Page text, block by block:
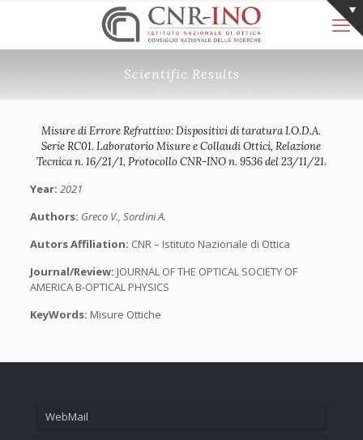
Scientific Results
Misure di Errore Refrattivo: Dispositivi di taratura I.O.D.A.
Serie RC01. Laboratorio Misure e Collaudi Ottici, Relazione
Tecnica n. 16/21/1, Protocollo CNR-INO n. 9536 del 23/11/21.
Year: 2021
Authors: Greco V., Sordini A.
Autors Affiliation: CNR – Istituto Nazionale di Ottica
Journal/Review: JOURNAL OF THE OPTICAL SOCIETY OF
AMERICA B-OPTICAL PHYSICS
KeyWords: Misure Ottiche
WebMail